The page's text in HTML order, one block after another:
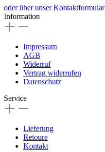
oder über unser Kontaktformular
Information
Impressum
AGB
Widerruf
Vertrag widerrufen
Datenschutz
Service
Lieferung
Retoure
Kontakt